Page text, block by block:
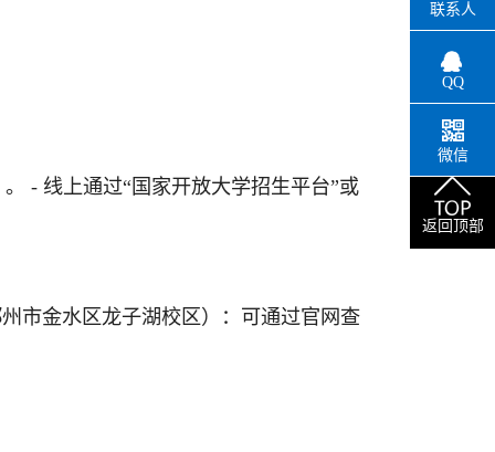
- 线上通过“国家开放大学招生平台”或
市金水区龙子湖校区）：可通过官网查
联系人
QQ
微信
返回顶部